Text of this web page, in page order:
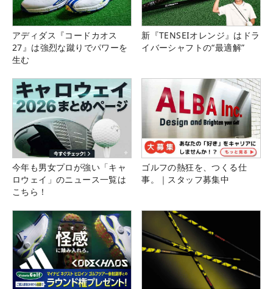
アディダス『コードカオス
27』は強烈な蹴りでパワーを
生む
新『TENSEIオレンジ』はドラ
イバーシャフトの“最適解”
今年も男女プロが強い「キャ
ロウェイ」のニュース一覧は
こちら！
ゴルフの熱狂を、つくる仕
事。｜スタッフ募集中